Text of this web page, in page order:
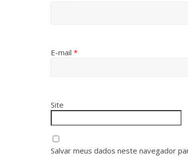
E-mail *
Site
Salvar meus dados neste navegador